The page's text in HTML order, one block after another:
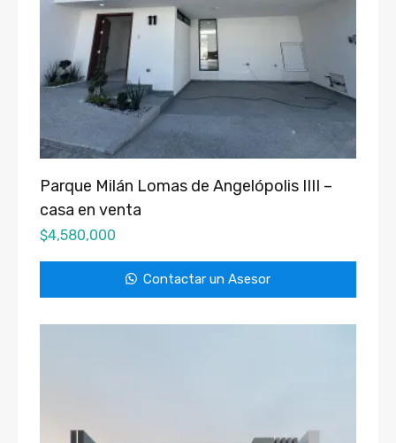
Parque Milán Lomas de Angelópolis IIII –
casa en venta
$4,580,000
Contactar un Asesor